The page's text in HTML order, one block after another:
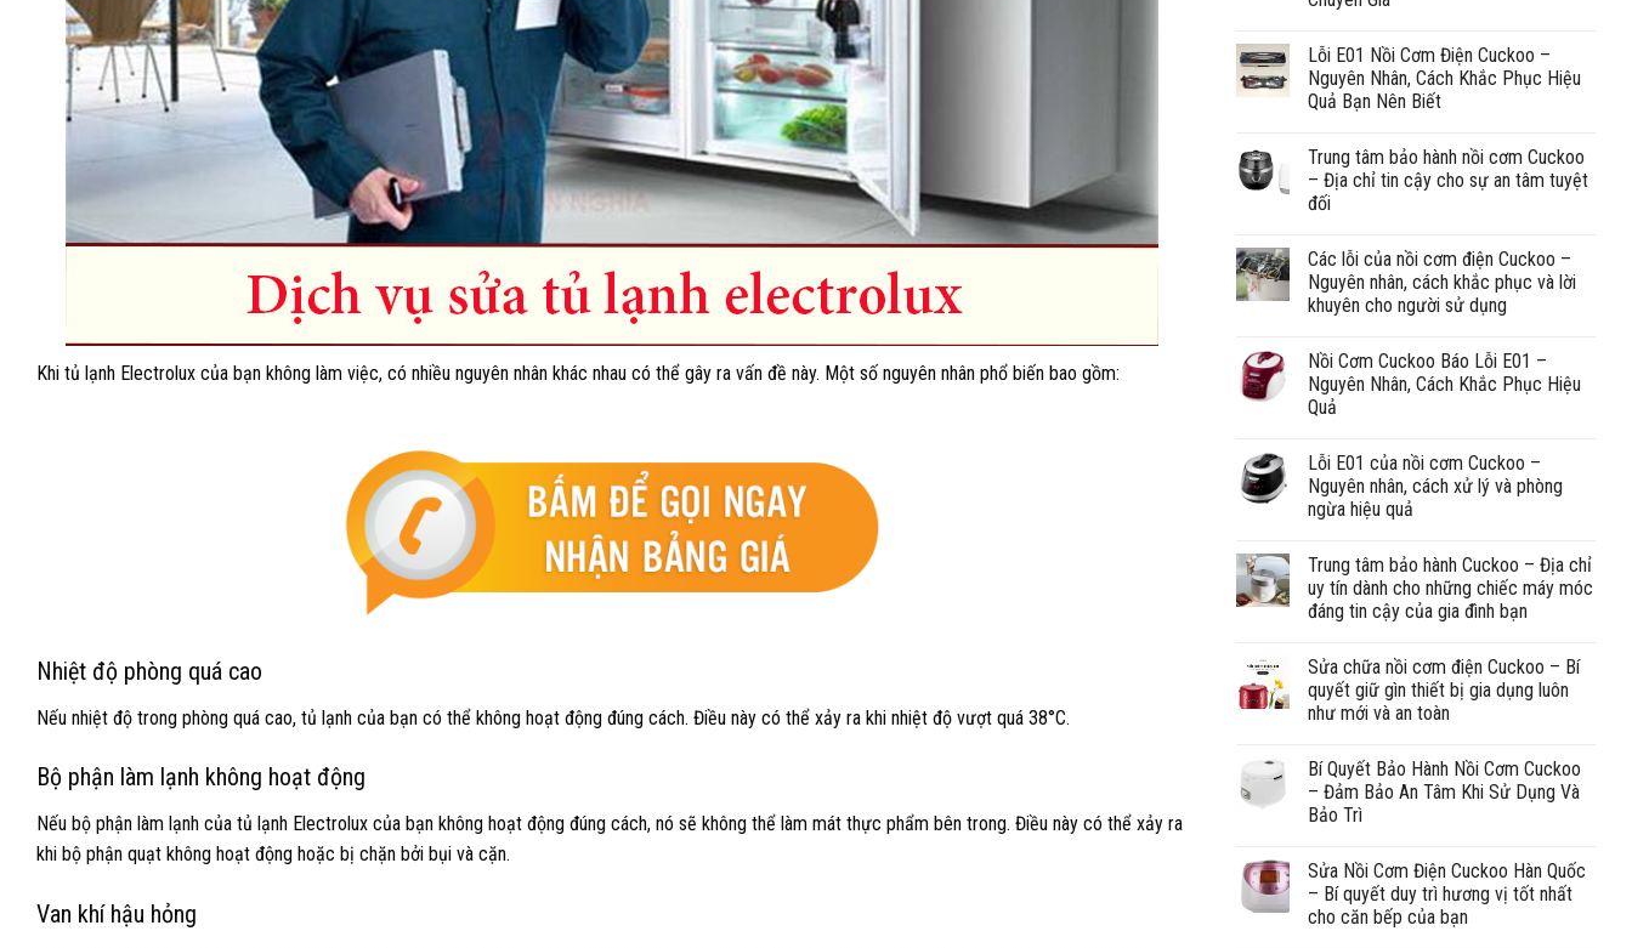
Khi tủ lạnh Electrolux của bạn không làm việc, có nhiều nguyên nhân khác nhau có thể gây ra vấn đề này. Một số nguyên nhân phổ biến bao gồm:
Nhiệt độ phòng quá cao
Nếu nhiệt độ trong phòng quá cao, tủ lạnh của bạn có thể không hoạt động đúng cách. Điều này có thể xảy ra khi nhiệt độ vượt quá 38°C.
Bộ phận làm lạnh không hoạt động
Nếu bộ phận làm lạnh của tủ lạnh Electrolux của bạn không hoạt động đúng cách, nó sẽ không thể làm mát thực phẩm bên trong. Điều này có thể xảy ra
khi bộ phận quạt không hoạt động hoặc bị chặn bởi bụi và cặn.
Van khí hậu hỏng
Lỗi E01 Nồi Cơm Điện Cuckoo –
Nguyên Nhân, Cách Khắc Phục Hiệu
Quả Bạn Nên Biết
Trung tâm bảo hành nồi cơm Cuckoo
– Địa chỉ tin cậy cho sự an tâm tuyệt
đối
Các lỗi của nồi cơm điện Cuckoo –
Nguyên nhân, cách khắc phục và lời
khuyên cho người sử dụng
Nồi Cơm Cuckoo Báo Lỗi E01 –
Nguyên Nhân, Cách Khắc Phục Hiệu
Quả
Lỗi E01 của nồi cơm Cuckoo –
Nguyên nhân, cách xử lý và phòng
ngừa hiệu quả
Trung tâm bảo hành Cuckoo – Địa chỉ
uy tín dành cho những chiếc máy móc
đáng tin cậy của gia đình bạn
Sửa chữa nồi cơm điện Cuckoo – Bí
quyết giữ gìn thiết bị gia dụng luôn
như mới và an toàn
Bí Quyết Bảo Hành Nồi Cơm Cuckoo
– Đảm Bảo An Tâm Khi Sử Dụng Và
Bảo Trì
Sửa Nồi Cơm Điện Cuckoo Hàn Quốc
– Bí quyết duy trì hương vị tốt nhất
cho căn bếp của bạn